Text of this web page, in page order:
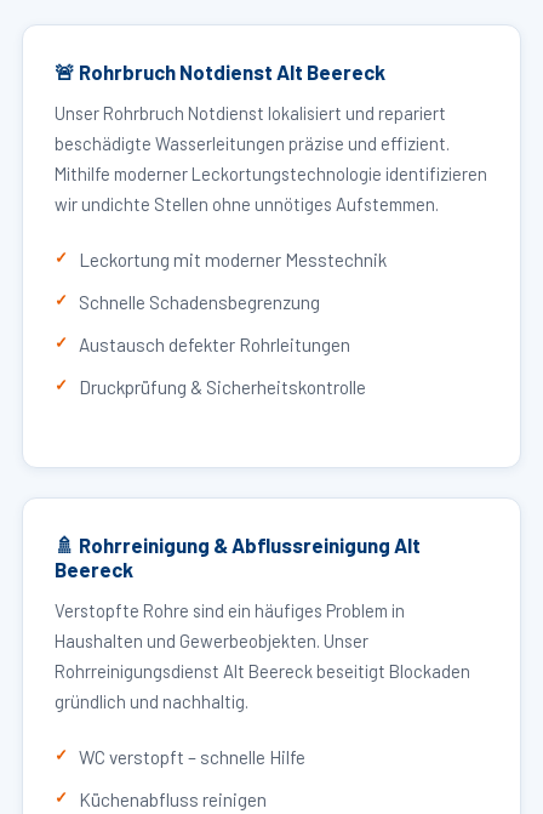
🚨 Rohrbruch Notdienst Alt Beereck
Unser Rohrbruch Notdienst lokalisiert und repariert
beschädigte Wasserleitungen präzise und effizient.
Mithilfe moderner Leckortungstechnologie identifizieren
wir undichte Stellen ohne unnötiges Aufstemmen.
Leckortung mit moderner Messtechnik
Schnelle Schadensbegrenzung
Austausch defekter Rohrleitungen
Druckprüfung & Sicherheitskontrolle
🚿 Rohrreinigung & Abflussreinigung Alt
Beereck
Verstopfte Rohre sind ein häufiges Problem in
Haushalten und Gewerbeobjekten. Unser
Rohrreinigungsdienst Alt Beereck beseitigt Blockaden
gründlich und nachhaltig.
WC verstopft – schnelle Hilfe
Küchenabfluss reinigen